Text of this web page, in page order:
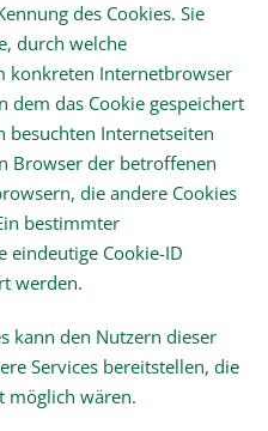
des Cookies. Sie
durch welche
konkreten Internetbrowser
dem das Cookie gespeichert
besuchten Internetseiten
Browser der betroffenen
die andere Cookies
bestimmter
eindeutige Cookie-ID
werden.
kann den Nutzern dieser
Services bereitstellen, die
möglich wären.